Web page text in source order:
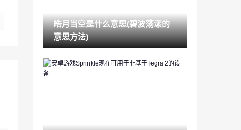
有)
2023-03-14
app如何赚钱(玩手机赚钱最快的软件)
2023-03-14
皓月当空是什么意思(碧波荡漾的
意思方法)